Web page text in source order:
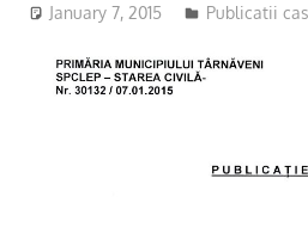
January 7, 2015 Publicatii